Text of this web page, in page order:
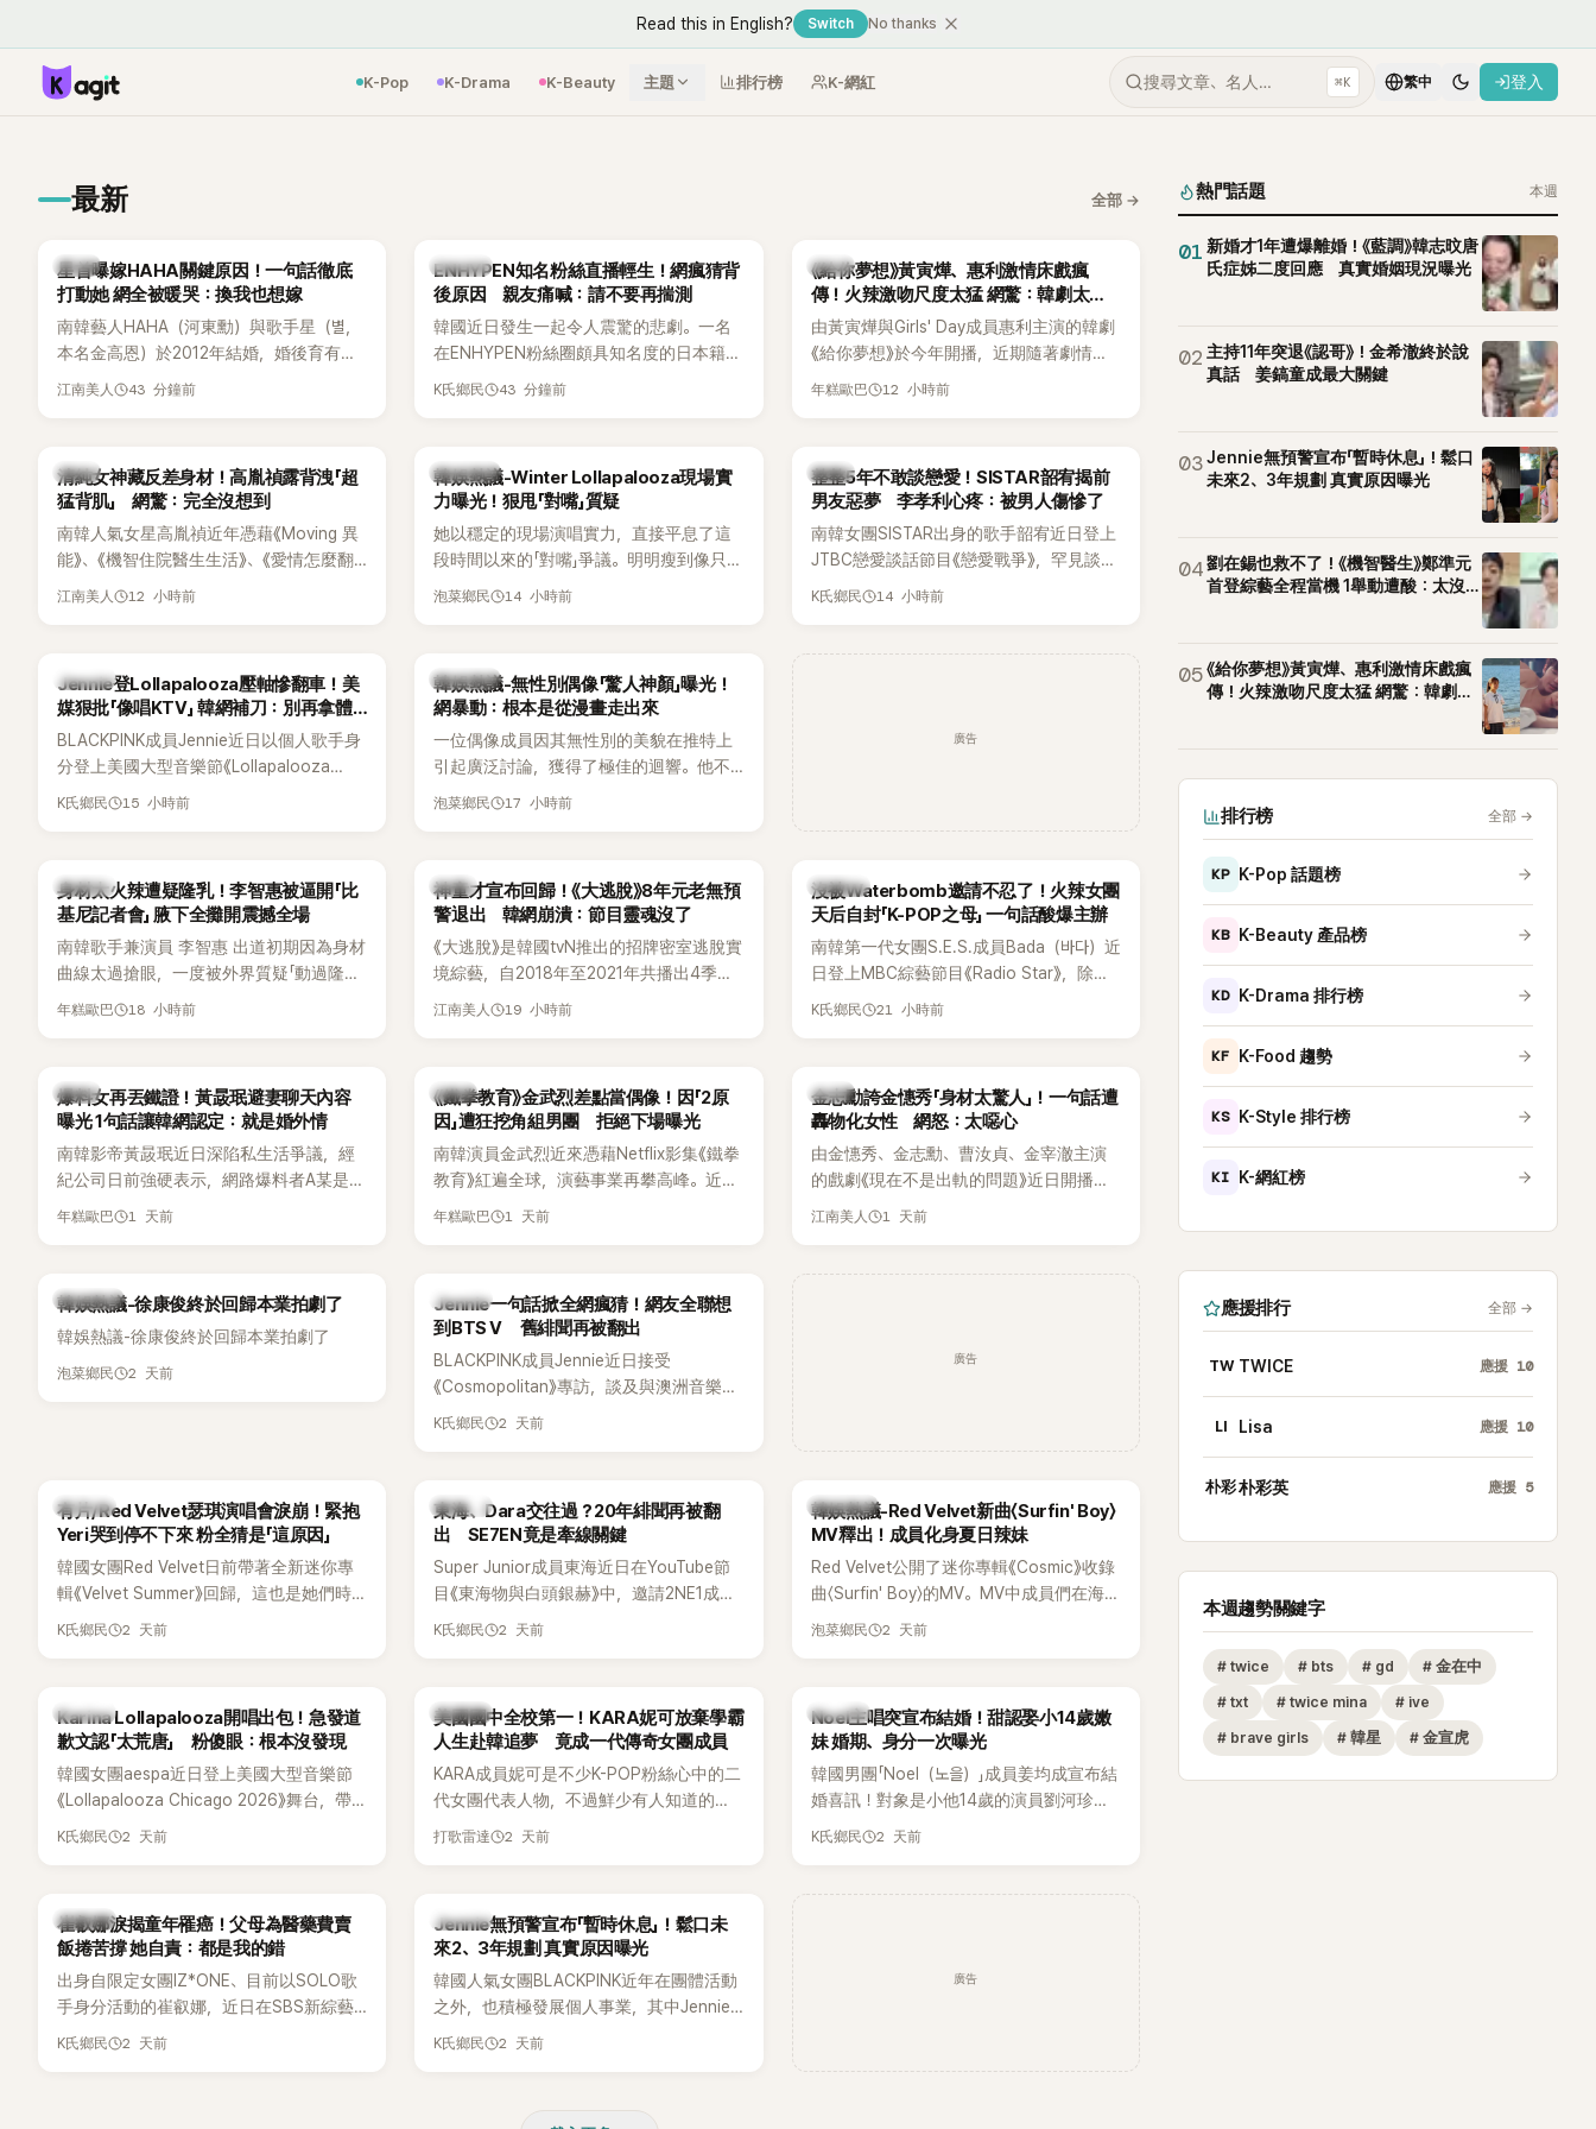
Read this in English? Switch No thanks
K-Pop K-Drama K-Beauty 主題 排行榜 K-網紅 搜尋文章、名人… ⌘K 繁中 登入
最新 全部 →
韓星
星首曝嫁HAHA關鍵原因！一句話徹底
打動她 網全被暖哭：換我也想嫁
南韓藝人HAHA（河東勳）與歌手星（별，
本名金高恩）於2012年結婚，婚後育有兩
子一女，一家五口生活幸福美滿，也是韓
步入婚姻的最大理由。
江南美人 43 分鐘前
K-POP
ENHYPEN知名粉絲直播輕生！網瘋猜背
後原因 親友痛喊：請不要再揣測
韓國近日發生一起令人震驚的悲劇。一名
在ENHYPEN粉絲圈頗具知名度的日本籍女
粉絲，日前在TikTok直播期間輕生，最終
止揣測，盼逝者安息。
K氏鄉民 43 分鐘前
韓劇
《給你夢想》黃寅燁、惠利激情床戲瘋
傳！火辣激吻尺度太猛 網驚：韓劇太敢
拍
由黃寅燁與Girls' Day成員惠利主演的韓劇
《給你夢想》於今年開播，近期隨著劇情進
入高潮，男女主角的感情線快速升溫。最
年糕歐巴 12 小時前
韓星
清純女神藏反差身材！高胤禎露背洩「超
猛背肌」 網驚：完全沒想到
南韓人氣女星高胤禎近年憑藉《Moving 異
能》、《機智住院醫生生活》、《愛情怎麼翻
譯？》、《努力克服自卑的我們》等多部熱門
近況照意外掀起熱議，不是因為仙氣十足
的美貌，而是藏在纖細身材下的超狂背肌
與肩膀線條，反差感十足，讓不少網友看
傻直呼：「原來她身材這麼猛！」
江南美人 12 小時前
熱議討論
韓娛熱議-Winter Lollapalooza現場實
力曝光！狠甩「對嘴」質疑
她以穩定的現場演唱實力，直接平息了這
段時間以來的「對嘴」爭議。明明瘦到像只剩
骨頭，怎麼還能唱出這麼驚人的爆發力和
泡菜鄉民 14 小時前
韓星
整整5年不敢談戀愛！SISTAR韶宥揭前
男友惡夢 李孝利心疼：被男人傷慘了
南韓女團SISTAR出身的歌手韶宥近日登上
JTBC戀愛談話節目《戀愛戰爭》，罕見談及
自己的感情生活，不僅坦言已經整整5年沒
K氏鄉民 14 小時前
K-POP
Jennie登Lollapalooza壓軸慘翻車！美
媒狠批「像唱KTV」 韓網補刀：別再拿體
力當藉口
BLACKPINK成員Jennie近日以個人歌手身
分登上美國大型音樂節《Lollapalooza
Chicago》主舞台，不僅成為首位擔任該音
遭部分網友質疑，就連美國當地媒體也毫
不留情給出負評，甚至形容整場演出「就像
一場豪華KTV」。
K氏鄉民 15 小時前
熱議討論
韓娛熱議-無性別偶像「驚人神顏」曝光！
網暴動：根本是從漫畫走出來
一位偶像成員因其無性別的美貌在推特上
引起廣泛討論，獲得了極佳的迴響。他不
僅外型出眾，舞技也備受讚譽。
泡菜鄉民 17 小時前
廣告
K-POP
身材太火辣遭疑隆乳！李智惠被逼開「比
基尼記者會」 腋下全攤開震撼全場
南韓歌手兼演員 李智惠 出道初期因為身材
曲線太過搶眼，一度被外界質疑「動過隆乳
手術」，最後甚至被公司安排親上火線，召
口回憶這段「隆乳疑雲黑歷史」，話題再度被
翻出來熱議。 2日播出的 SBS 綜藝節目
《我的經紀人太難搞－秘書鎮》，邀請同時
兼顧工作與育兒的演藝圈代表「媽媽群」
——李智惠、李賢怡、李恩亨，以第13位
合，兩人邊搭車邊聊天，氣氛輕鬆。聊到
最近的新聞，李瑞鎮突然直球發問：「妳不
是上新聞了？說妳去做整形？是人中縮短
手術嗎？」一貫犀利又不留情的問法，讓現
會？」直接點名她當年的風波。李智惠聽了
忍不住笑說：「哥怎麼連這個都知道？」李瑞
鎮則回嘴：「那時候新聞鬧那麼大，不知道
才奇怪吧。」一來一往，氣氛反而更加輕
鬆。 談到當年情況，李智惠終於鬆口坦
言，當時確實被質疑動過隆胸手術。她回
自站出來說清楚。 李智惠進一步解釋，當
時隆胸手術幾乎只有「腋下切開」一種方式，
脆把腋下給大家看，證明我根本沒動過。」
一句話說完，全場瞬間炸鍋，來賓又驚又
笑。 事實上，早在 2006 年，李智惠就為
了證明自己沒有「隆乳」，真的召開了一場泳
排攝影機前，面對媒體擺出各種姿勢，畫
面至今仍被網友津津樂道。 這段為平息爭
度被提起，節目現場立刻充滿驚呼聲與笑
聲，也再次讓人見識到她面對流言時「豁出
去」的直率性格。其實她過去也曾在 SBS
節目《脫掉鞋子恢單4Men》 中，親自公開
年糕歐巴 18 小時前
韓星
神童才宣布回歸！《大逃脫》8年元老無預
警退出 韓網崩潰：節目靈魂沒了
《大逃脫》是韓國tvN推出的招牌密室逃脫實
境綜藝，自2018年至2021年共播出4季，
由鄭鍾淵PD打造完整的「大逃脫宇宙
江南美人 19 小時前
K-POP
沒被Waterbomb邀請不忍了！火辣女團
天后自封「K-POP之母」 一句話酸爆主辦
南韓第一代女團S.E.S.成員Bada（바다）近
日登上MBC綜藝節目《Radio Star》，除了
分享近況，還罕見公開向夏季音樂節
根本只是懂了皮毛。」一番話笑翻全場，也
引發網友熱議。
K氏鄉民 21 小時前
韓星
爆料女再丟鐵證！黃晸珉避妻聊天內容
曝光 1句話讓韓網認定：就是婚外情
南韓影帝黃晸珉近日深陷私生活爭議，經
紀公司日前強硬表示，網路爆料者A某是涉
嫌長期跟蹤黃晸珉的嫌疑人，已採取法律
「雙向互動」，並非外界所稱的單方面騷擾。
年糕歐巴 1 天前
韓星
《鐵拳教育》金武烈差點當偶像！因「2原
因」遭狂挖角組男團 拒絕下場曝光
南韓演員金武烈近來憑藉Netflix影集《鐵拳
教育》紅遍全球，演藝事業再攀高峰。近日
被爆出一段鮮為人知的出道祕辛，原來他
年糕歐巴 1 天前
韓星
金志勳誇金憓秀「身材太驚人」！一句話遭
轟物化女性 網怒：太噁心
由金憓秀、金志勳、曹汝貞、金宰澈主演
的戲劇《現在不是出軌的問題》近日開播，
為宣傳新作品，四位主演一同出演
江南美人 1 天前
熱議討論
韓娛熱議-徐康俊終於回歸本業拍劇了
韓娛熱議-徐康俊終於回歸本業拍劇了
泡菜鄉民 2 天前
K-POP
Jennie一句話掀全網瘋猜！網友全聯想
到BTS V 舊緋聞再被翻出
BLACKPINK成員Jennie近日接受
《Cosmopolitan》專訪，談及與澳洲音樂人
Tame Impala合作推出〈Dracula（JENNIE
K氏鄉民 2 天前
廣告
K-POP
有片/Red Velvet瑟琪演唱會淚崩！緊抱
Yeri哭到停不下來 粉全猜是「這原因」
韓國女團Red Velvet日前帶著全新迷你專
輯《Velvet Summer》回歸，這也是她們時
隔2年再度推出新作品。為慶祝出道12週
度落淚，令人相當心疼。
K氏鄉民 2 天前
K-POP
東海、Dara交往過？20年緋聞再被翻
出 SE7EN竟是牽線關鍵
Super Junior成員東海近日在YouTube節
目《東海物與白頭銀赫》中，邀請2NE1成員
Dara擔任嘉賓。兩人不僅回憶出道前的青
K氏鄉民 2 天前
熱議討論
韓娛熱議-Red Velvet新曲〈Surfin' Boy〉
MV釋出！成員化身夏日辣妹
Red Velvet公開了迷你專輯《Cosmic》收錄
曲〈Surfin' Boy〉的MV。MV中成員們在海邊
享受夏日，展現了清爽活潑的魅力。
泡菜鄉民 2 天前
K-POP
Karina Lollapalooza開唱出包！急發道
歉文認「太荒唐」 粉傻眼：根本沒發現
韓國女團aespa近日登上美國大型音樂節
《Lollapalooza Chicago 2026》舞台，帶
來多首代表作與新歌演出，現場氣氛嗨
K氏鄉民 2 天前
K-POP
美國國中全校第一！KARA妮可放棄學霸
人生赴韓追夢 竟成一代傳奇女團成員
KARA成員妮可是不少K-POP粉絲心中的二
代女團代表人物，不過鮮少有人知道的
是，她其實不只是舞台上的人氣偶像，更
友熱議。
打歌雷達 2 天前
K-POP
Noel主唱突宣布結婚！甜認娶小14歲嫩
妹 婚期、身分一次曝光
韓國男團「Noel（노을）」成員姜均成宣布結
婚喜訊！對象是小他14歲的演員劉河珍
（유하진 音譯），兩人將於10月30日在首
K氏鄉民 2 天前
K-POP
崔叡娜淚揭童年罹癌！父母為醫藥費賣
飯捲苦撐 她自責：都是我的錯
出身自限定女團IZ*ONE、目前以SOLO歌
手身分活動的崔叡娜，近日在SBS新綜藝
《我的餘生戀愛》（내 남은 연애）中，首度談
K氏鄉民 2 天前
K-POP
Jennie無預警宣布「暫時休息」！鬆口未
來2、3年規劃 真實原因曝光
韓國人氣女團BLACKPINK近年在團體活動
之外，也積極發展個人事業，其中Jennie
即將推出全新個人專輯，近期更陸續在演
K氏鄉民 2 天前
廣告
熱門話題 本週
01 新婚才1年遭爆離婚！《藍調》韓志旼唐
氏症姊二度回應 真實婚姻現況曝光
02 主持11年突退《認哥》！金希澈終於說
真話 姜鎬童成最大關鍵
03Jennie無預警宣布「暫時休息」！鬆口
未來2、3年規劃 真實原因曝光
04劉在錫也救不了！《機智醫生》鄭準元
首登綜藝全程當機 1舉動遭酸：太沒誠
05《給你夢想》黃寅燁、惠利激情床戲瘋
傳！火辣激吻尺度太猛 網驚：韓劇太
排行榜 全部 →
KP K-Pop 話題榜
KB K-Beauty 產品榜
KD K-Drama 排行榜
KF K-Food 趨勢
KS K-Style 排行榜
KI K-網紅榜
應援排行 全部 →
TW TWICE 應援 10
LI Lisa 應援 10
朴彩朴彩英 應援 5
本週趨勢關鍵字
# twice # bts # gd # 金在中
# txt # twice mina # ive
# brave girls # 韓星 # 金宣虎